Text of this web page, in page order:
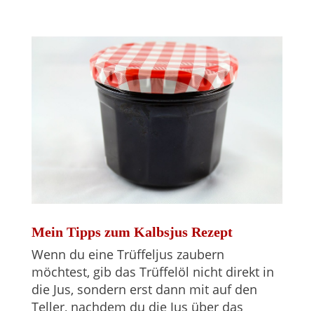
Mein Tipps zum Kalbsjus Rezept
Wenn du eine Trüffeljus zaubern
möchtest, gib das Trüffelöl nicht direkt in
die Jus, sondern erst dann mit auf den
Teller, nachdem du die Jus über das